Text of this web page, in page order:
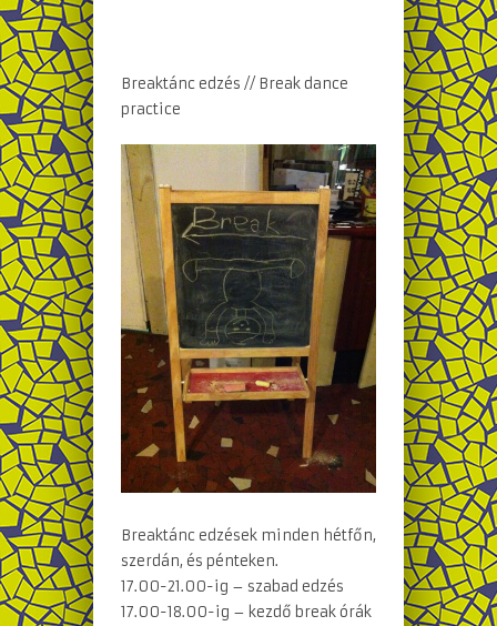
Breaktánc edzés // Break dance
practice
Breaktánc edzések minden hétfőn,
szerdán, és pénteken.
17.00-21.00-ig – szabad edzés
17.00-18.00-ig – kezdő break órák